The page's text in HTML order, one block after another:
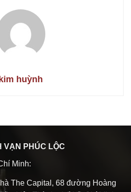
kim huỳnh
VẠN PHÚC LỘC
Minh:
The Capital, 68 đường Hoàng